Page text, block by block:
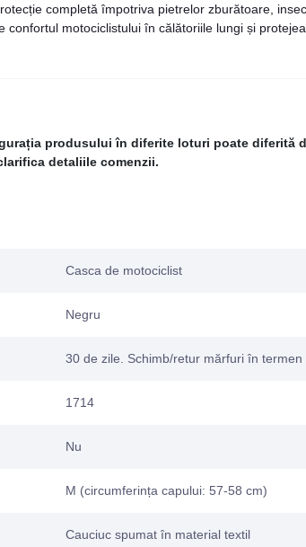
completă împotriva pietrelor zburătoare,
motociclistului în călătoriile lungi și
produsului în diferite loturi poate diferită
detaliile comenzii.
Casca de motociclist
Negru
30 de zile. Schimb/retur mărfuri în termen
1714
Nu
M (circumferința capului: 57-58 cm)
Cauciuc spumat în material textil